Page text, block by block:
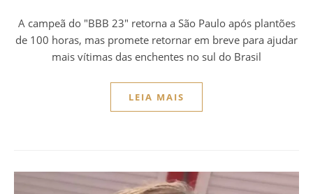
A campeã do "BBB 23" retorna a São Paulo após plantões
de 100 horas, mas promete retornar em breve para ajudar
mais vítimas das enchentes no sul do Brasil
LEIA MAIS